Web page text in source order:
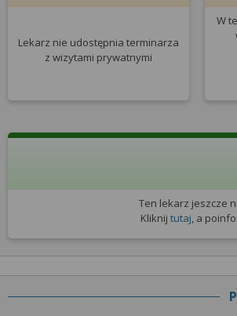
Lekarz nie udostępnia terminarza
z wizytami prywatnymi
W
Ten lekarz jeszcze
Kliknijtutaj, a